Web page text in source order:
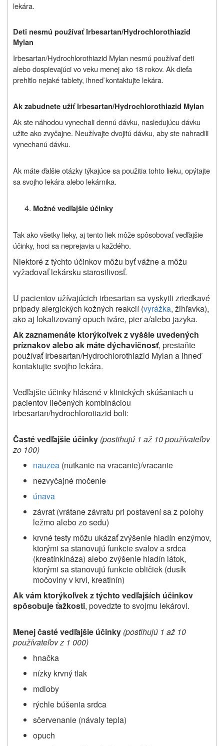
lekára.
Deti nesmú používať Irbesartan/Hydrochlorothiazid
Mylan
Irbesartan/Hydrochlorothiazid Mylan nesmú používať deti
alebo dospievajúci vo veku menej ako 18 rokov. Ak dieťa
prehltlo nejaké tablety, ihneď kontaktujte lekára.
Ak zabudnete užiť Irbesartan/Hydrochlorothiazid Mylan
Ak ste náhodou vynechali dennú dávku, nasledujúcu dávku
užite ako zvyčajne. Neužívajte dvojitú dávku, aby ste nahradili
vynechanú dávku.
Ak máte ďalšie otázky týkajúce sa použitia tohto lieku, opýtajte
sa svojho lekára alebo lekárnika.
Možné vedľajšie účinky
Tak ako všetky lieky, aj tento liek môže spôsobovať vedľajšie
účinky, hoci sa neprejavia u každého.
Niektoré z týchto účinkov môžu byť vážne a môžu
vyžadovať lekársku starostlivosť.
U pacientov užívajúcich irbesartan sa vyskytli zriedkavé
prípady alergických kožných reakcií (vyrážka, žihľavka),
ako aj lokalizovaný opuch tváre, pier a/alebo jazyka.
Ak zaznamenáte ktorýkoľvek z vyššie uvedených
príznakov alebo ak máte dýchavičnosť, prestaňte
používať Irbesartan/Hydrochlorothiazid Mylan a ihneď
kontaktujte svojho lekára.
Vedľajšie účinky hlásené v klinických skúšaniach u
pacientov liečených kombináciou
irbesartan/hydrochlorotiazid boli:
Časté vedľajšie účinky (postihujú 1 až 10 používateľov
zo 100)
nauzea (nutkanie na vracanie)/vracanie
nezvyčajné močenie
únava
závrat (vrátane závratu pri postavení sa z polohy
ležmo alebo zo sedu)
krvné testy môžu ukázať zvýšenie hladín enzýmov,
ktorými sa stanovujú funkcie svalov a srdca
(kreatínkináza) alebo zvýšenie hladín látok,
ktorými sa stanovujú funkcie obličiek (dusík
močoviny v krvi, kreatinín)
Ak vám ktorýkoľvek z týchto vedľajších účinkov
spôsobuje ťažkosti, povedzte to svojmu lekárovi.
Menej časté vedľajšie účinky (postihujú 1 až 10
používateľov z 1 000)
hnačka
nízky krvný tlak
mdloby
rýchle búšenia srdca
sčervenanie (návaly tepla)
opuch